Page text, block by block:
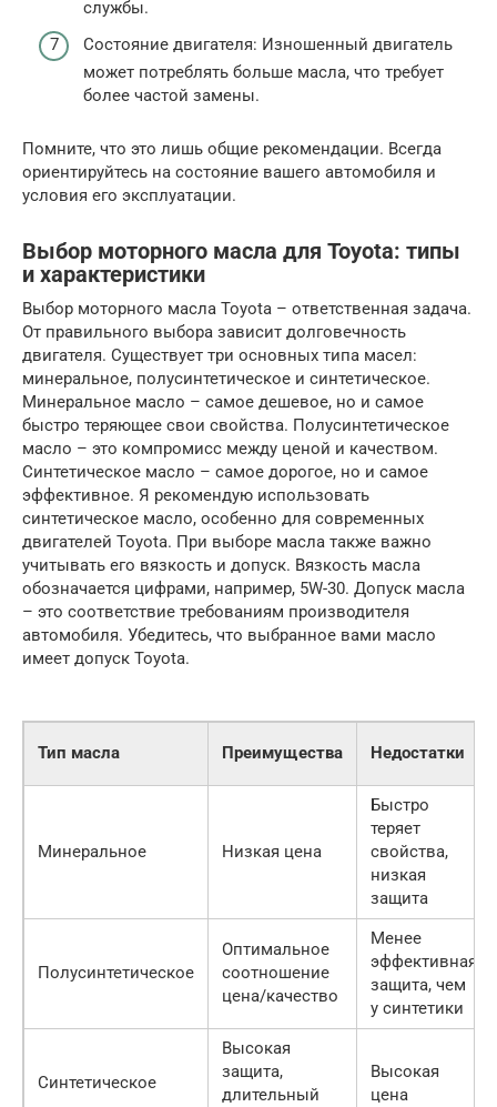
службы.
Состояние двигателя: Изношенный двигатель
может потреблять больше масла, что требует
более частой замены.
Помните, что это лишь общие рекомендации. Всегда
ориентируйтесь на состояние вашего автомобиля и
условия его эксплуатации.
Выбор моторного масла для Toyota: типы
и характеристики
Выбор моторного масла Toyota – ответственная задача.
От правильного выбора зависит долговечность
двигателя. Существует три основных типа масел:
минеральное, полусинтетическое и синтетическое.
Минеральное масло – самое дешевое, но и самое
быстро теряющее свои свойства. Полусинтетическое
масло – это компромисс между ценой и качеством.
Синтетическое масло – самое дорогое, но и самое
эффективное. Я рекомендую использовать
синтетическое масло, особенно для современных
двигателей Toyota. При выборе масла также важно
учитывать его вязкость и допуск. Вязкость масла
обозначается цифрами, например, 5W-30. Допуск масла
– это соответствие требованиям производителя
автомобиля. Убедитесь, что выбранное вами масло
имеет допуск Toyota.
Тип масла Преимущества Недостатки
Минеральное Низкая цена
Быстро
теряет
свойства,
низкая
защита
Полусинтетическое
Оптимальное
соотношение
цена/качество
Менее
эффективная
защита, чем
у синтетики
Синтетическое
Высокая
защита,
длительный
Высокая
цена